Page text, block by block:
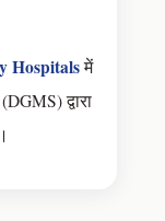
Hospitalsमें
द्वारा